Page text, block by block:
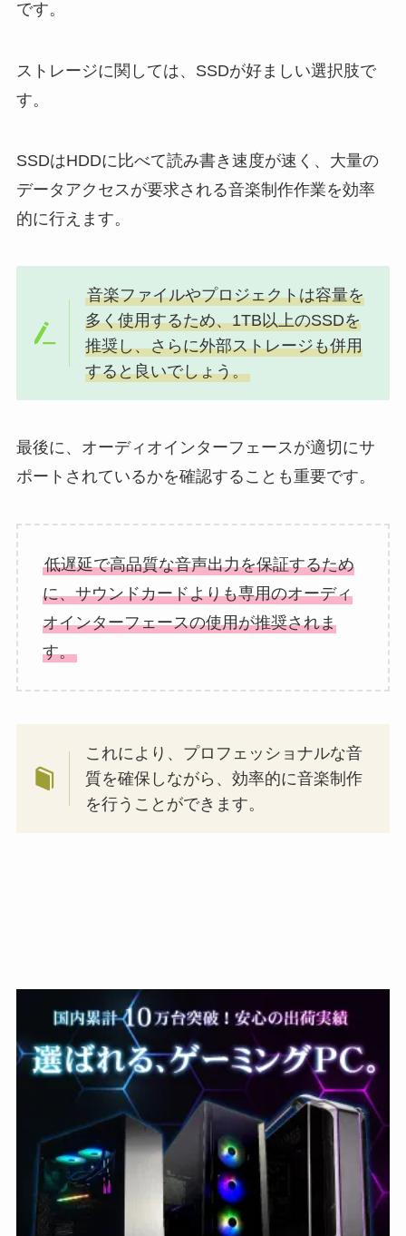
です。
ストレージに関しては、SSDが好ましい選択肢で
す。
SSDはHDDに比べて読み書き速度が速く、大量の
データアクセスが要求される音楽制作作業を効率
的に行えます。
音楽ファイルやプロジェクトは容量を
多く使用するため、1TB以上のSSDを
推奨し、さらに外部ストレージも併用
すると良いでしょう。
最後に、オーディオインターフェースが適切にサ
ポートされているかを確認することも重要です。
低遅延で高品質な音声出力を保証するため
に、サウンドカードよりも専用のオーディ
オインターフェースの使用が推奨されま
す。
これにより、プロフェッショナルな音
質を確保しながら、効率的に音楽制作
を行うことができます。